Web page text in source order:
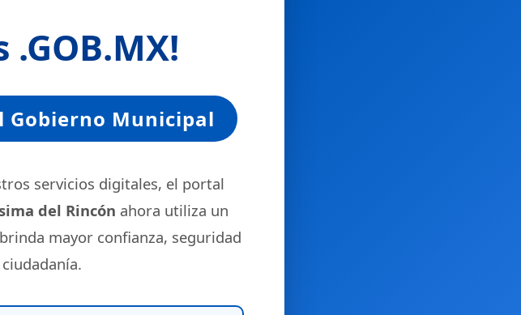
.GOB.MX!
Municipal
servicios digitales, el portal
del Rincón ahora utiliza un
mayor confianza, seguridad